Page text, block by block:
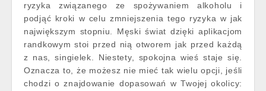
ryzyka związanego ze spożywaniem alkoholu i
podjąć kroki w celu zmniejszenia tego ryzyka w jak
największym stopniu. Męski świat dzięki aplikacjom
randkowym stoi przed nią otworem jak przed każdą
z nas, singielek. Niestety, spokojna wieś staje się.
Oznacza to, że możesz nie mieć tak wielu opcji, jeśli
chodzi o znajdowanie dopasowań w Twojej okolicy: